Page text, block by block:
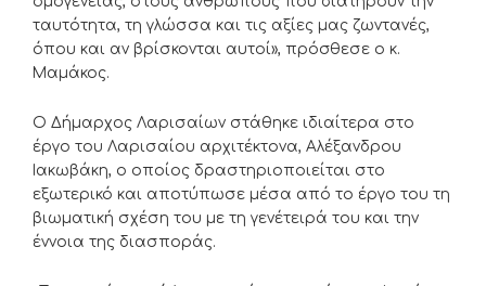
ταυτότητα, τη γλώσσα και τις αξίες μας ζωντανές,
όπου και αν βρίσκονται αυτοί», πρόσθεσε ο κ.
Μαμάκος.
Ο Δήμαρχος Λαρισαίων στάθηκε ιδιαίτερα στο
έργο του Λαρισαίου αρχιτέκτονα, Αλέξανδρου
Ιακωβάκη, ο οποίος δραστηριοποιείται στο
εξωτερικό και αποτύπωσε μέσα από το έργο του τη
βιωματική σχέση του με τη γενέτειρά του και την
έννοια της διασποράς.